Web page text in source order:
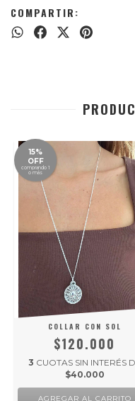
COMPARTIR:
15%
OFF
comprando 1
o más
COLLAR CON SOL
$120.000
3 CUOTAS SIN INTERÉS
$40.000